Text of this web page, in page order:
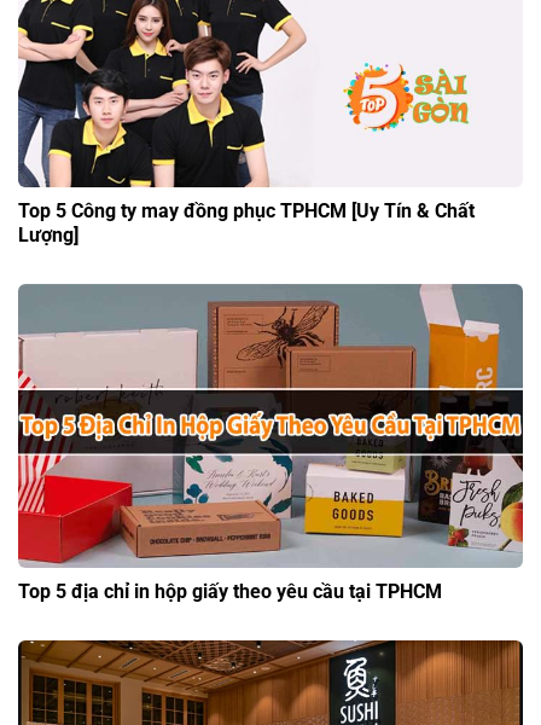
Top 5 Công ty may đồng phục TPHCM [Uy Tín & Chất
Lượng]
Top 5 địa chỉ in hộp giấy theo yêu cầu tại TPHCM